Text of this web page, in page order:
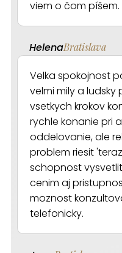
viem o čom píšem.
HelenaBratislava
Velka spokojnost
velmi mily a ludsky
vsetkych krokov
rychle konanie pri
oddelovanie, ale
problem riesit
schopnost
cenim aj
moznost
telefonicky.